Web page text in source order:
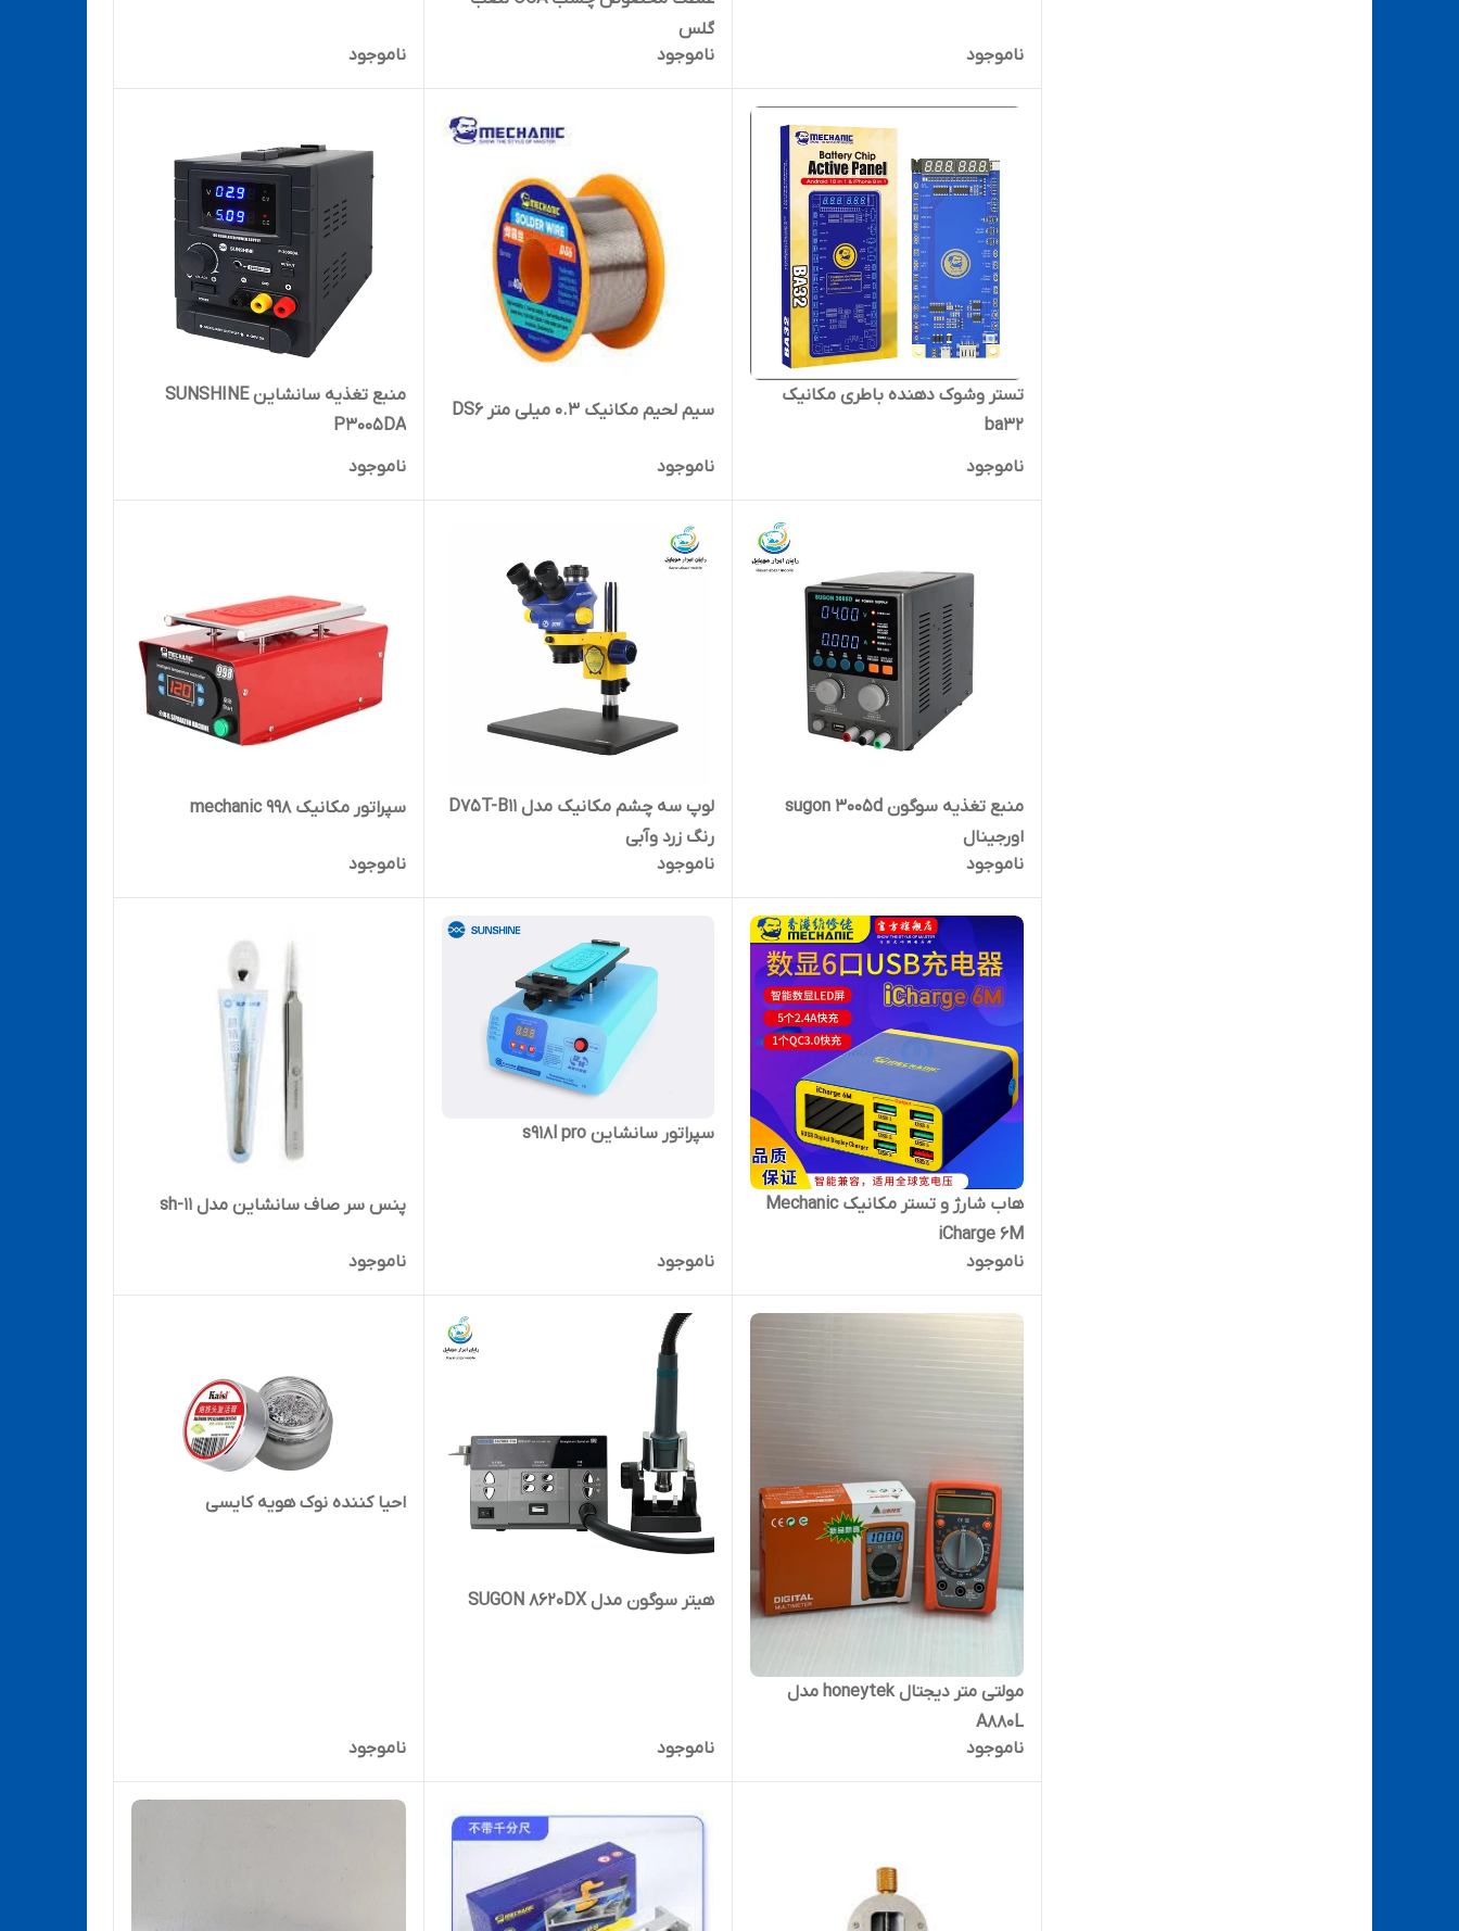
ناموجود
گلس
ناموجود
ناموجود
تستر وشوک دهنده باطری مکانیک
ba32
ناموجود
سیم لحیم مکانیک 0.3 میلی متر DS6
ناموجود
منبع تغذیه سانشاین SUNSHINE
P3005DA
ناموجود
منبع تغذیه سوگون sugon 3005d
اورجینال
ناموجود
لوپ سه چشم مکانیک مدل D75T-B11
رنگ زرد وآبی
ناموجود
سپراتور مکانیک mechanic 998
ناموجود
هاب شارژ و تستر مکانیک Mechanic
iCharge 6M
ناموجود
سپراتور سانشاین s918l pro
ناموجود
پنس سر صاف سانشاین مدل sh-11
ناموجود
مولتی متر دیجتال honeytek مدل
A880L
ناموجود
هیتر سوگون مدل SUGON 8620DX
ناموجود
احیا کننده نوک هویه کایسی
ناموجود